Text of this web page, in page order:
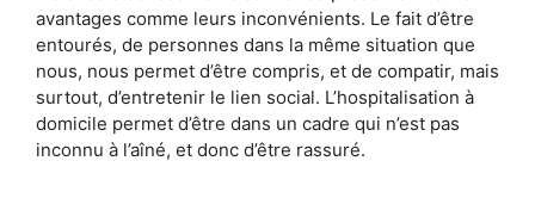
avantages comme leurs inconvénients. Le fait d’être
entourés, de personnes dans la même situation que
nous, nous permet d’être compris, et de compatir, mais
surtout, d’entretenir le lien social. L’hospitalisation à
domicile permet d’être dans un cadre qui n’est pas
inconnu à l’aîné, et donc d’être rassuré.